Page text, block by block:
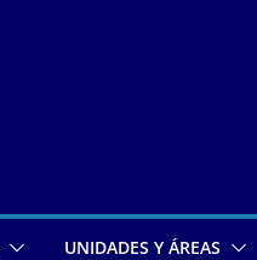
UNIDADES Y ÁREAS